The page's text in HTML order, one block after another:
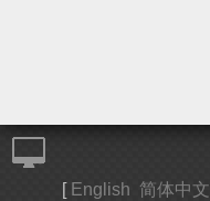
[ English 简体中文